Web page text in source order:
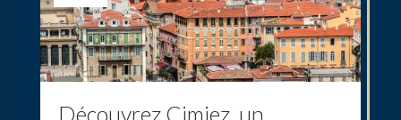
Découvrez Cimiez, un